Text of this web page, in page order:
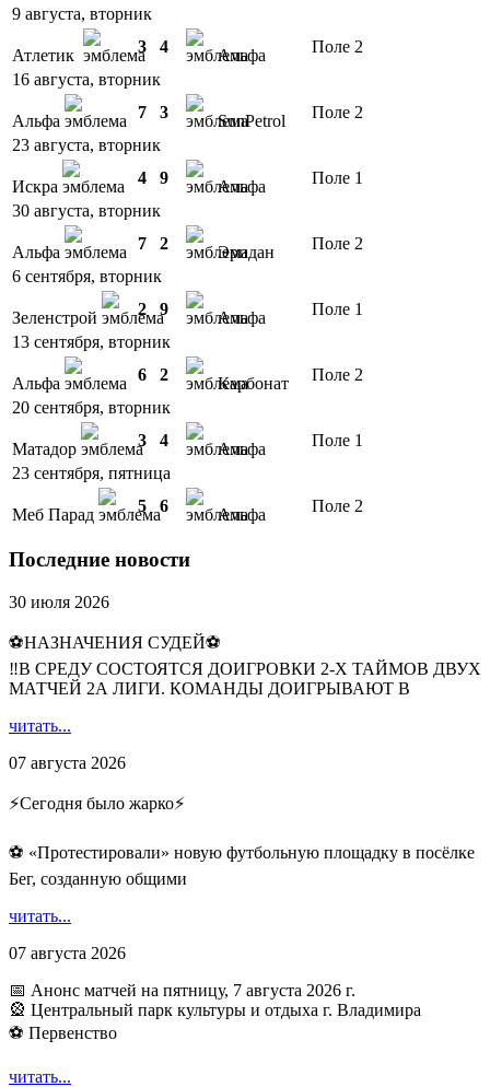
9 августа, вторник
Атлетик 3 4 Альфа
Поле 2
16 августа, вторник
Альфа 7 3 SunPetrol
Поле 2
23 августа, вторник
Искра 4 9 Альфа
Поле 1
30 августа, вторник
Альфа 7 2 Эридан
Поле 2
6 сентября, вторник
Зеленстрой 2 9 Альфа
Поле 1
13 сентября, вторник
Альфа 6 2 Карбонат
Поле 2
20 сентября, вторник
Матадор 3 4 Альфа
Поле 1
23 сентября, пятница
Меб Парад 5 6 Альфа Поле 2
Последние новости
30 июля 2026
⚽НАЗНАЧЕНИЯ СУДЕЙ⚽
‼В СРЕДУ СОСТОЯТСЯ ДОИГРОВКИ 2-Х ТАЙМОВ ДВУХ
МАТЧЕЙ 2А ЛИГИ. КОМАНДЫ ДОИГРЫВАЮТ В
читать...
07 августа 2026
⚡️Сегодня было жарко⚡️
⚽ ️«Протестировали» новую футбольную площадку в посёлке
Бег, созданную общими
читать...
07 августа 2026
📅 Анонс матчей на пятницу, 7 августа 2026 г.
🎡 Центральный парк культуры и отдыха г. Владимира
⚽ Первенство
читать...